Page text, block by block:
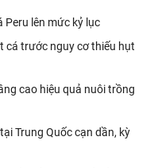
Peru lên mức kỷ lục
cá trước nguy cơ thiếu hụt
cao hiệu quả nuôi trồng
Trung Quốc cạn dần, kỳ